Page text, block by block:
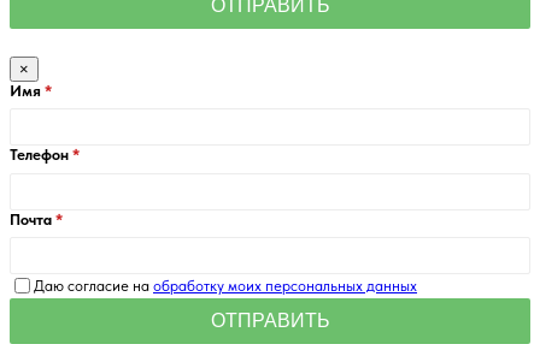
×
Имя
Телефон
Почта
Даю согласие на обработку моих персональных данных